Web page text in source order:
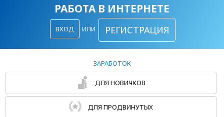
РАБОТА В ИНТЕРНЕТЕ
ВХОД ИЛИ РЕГИСТРАЦИЯ
ЗАРАБОТОК
ДЛЯ НОВИЧКОВ
ДЛЯ ПРОДВИНУТЫХ